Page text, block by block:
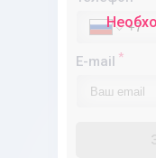
E-mail *